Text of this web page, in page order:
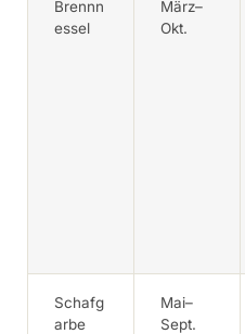
Brennn
essel
März–
Okt.
Schafg
arbe
Mai–
Sept.